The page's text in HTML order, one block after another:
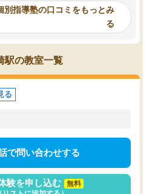
から学ぶこ
らいいなと
りないのか
どももびっ
気を持って
り、少しず
も無くなっ
数学も追加
高校受験に
らないところをピンポイ
頂いて、とてもわかり
していました。一生を
スト、多少お金がかかっ
別指導塾の口コミをもっとみ
る
駅の教室一覧
る
で問い合わせする
験を申し込む
無料